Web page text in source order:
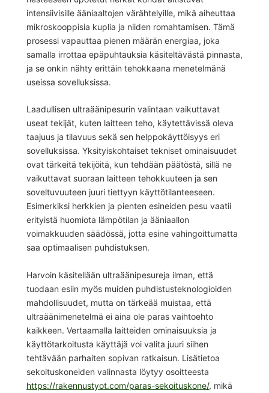
intensiivisille ääniaaltojen värähtelyille, mikä aiheuttaa
mikroskooppisia kuplia ja niiden romahtamisen. Tämä
prosessi vapauttaa pienen määrän energiaa, joka
samalla irrottaa epäpuhtauksia käsiteltävästä pinnasta,
ja se onkin nähty erittäin tehokkaana menetelmänä
useissa sovelluksissa.
Laadullisen ultraäänipesurin valintaan vaikuttavat
useat tekijät, kuten laitteen teho, käytettävissä oleva
taajuus ja tilavuus sekä sen helppokäyttöisyys eri
sovelluksissa. Yksityiskohtaiset tekniset ominaisuudet
ovat tärkeitä tekijöitä, kun tehdään päätöstä, sillä ne
vaikuttavat suoraan laitteen tehokkuuteen ja sen
soveltuvuuteen juuri tiettyyn käyttötilanteeseen.
Esimerkiksi herkkien ja pienten esineiden pesu vaatii
erityistä huomiota lämpötilan ja ääniaallon
voimakkuuden säädössä, jotta esine vahingoittumatta
saa optimaalisen puhdistuksen.
Harvoin käsitellään ultraäänipesureja ilman, että
tuodaan esiin myös muiden puhdistusteknologioiden
mahdollisuudet, mutta on tärkeää muistaa, että
ultraäänimenetelmä ei aina ole paras vaihtoehto
kaikkeen. Vertaamalla laitteiden ominaisuuksia ja
käyttötarkoitusta käyttäjä voi valita juuri siihen
tehtävään parhaiten sopivan ratkaisun. Lisätietoa
sekoituskoneiden valinnasta löytyy osoitteesta
https://rakennustyot.com/paras-sekoituskone/, mikä